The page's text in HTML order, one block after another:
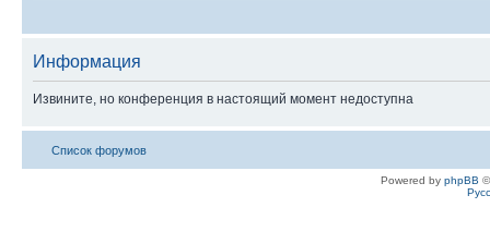
Информация
Извините, но конференция в настоящий момент недоступна
Список форумов
Powered by phpBB